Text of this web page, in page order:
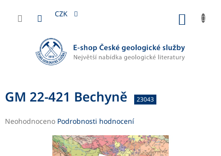
obsah
CZK
GM 22-421 Bechyně 23043
Průměrné
Neohodnoceno Podrobnosti hodnocení